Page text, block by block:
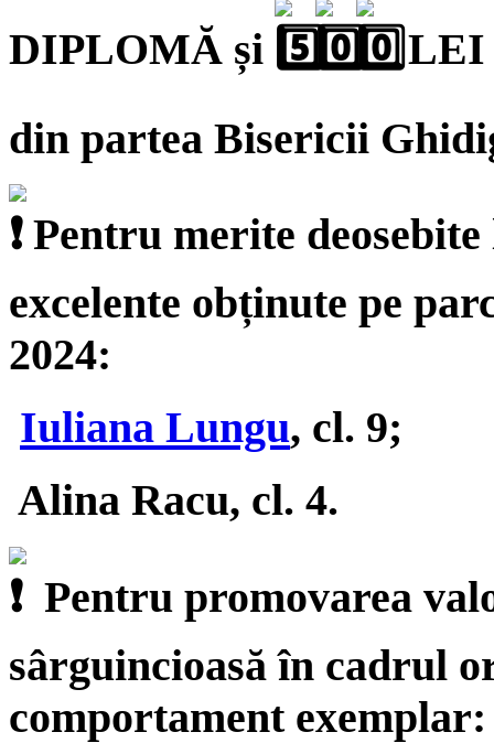
DIPLOMĂ și
LEI
din partea Bisericii
Pentru merite
excelente obținute pe
2024:
Iuliana Lungu, cl. 9;
Alina Racu, cl. 4.
Pentru promovarea
sârguincioasă în cadrul
comportament exemplar: